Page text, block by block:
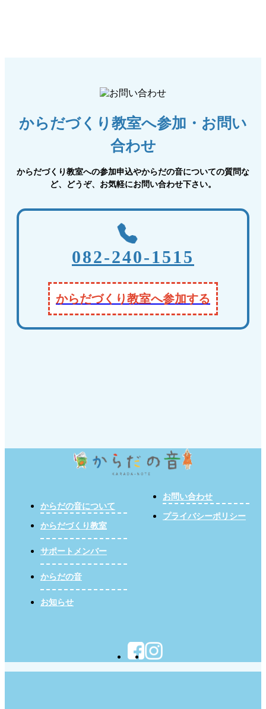
からだづくり教室へ参加・お問い
合わせ
からだづくり教室への参加申込やからだの音についての質問な
ど、
どうぞ、お気軽にお問い合わせ下さい。
082-240-1515
からだづくり教室へ参加する
からだの音について
からだづくり教室
サポートメンバー
からだの音
お知らせ
お問い合わせ
プライバシーポリシー